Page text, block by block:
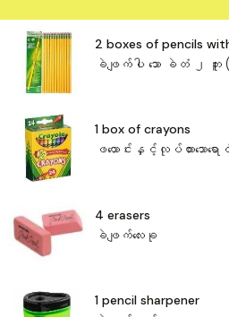
2 boxes of pencils
ခဲဖျက်ပါ ‌သော ခဲတံ ၂ ဘူး (
1 box of crayons
ဖယောင်းနှင့်လုပ်ထား‌သောရ
4 erasers
ခဲဖျက်‌လေးခု
1 pencil sharpener